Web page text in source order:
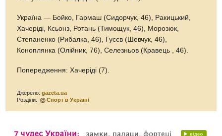
Україна — Бойко, Гармаш (Сидорчук, 46), Ракицький,
Хачеріді, Ксьонз, Ротань (Тимощук, 46), Морозюк,
Степаненко (Рибалка, 46), Гусєв (Шевчук, 46),
Коноплянка (Олійник, 76), Селезньов (Кравець , 46).
Попередження: Хачеріді (7).
Джерело:gazeta.ua
Розділи:
Спорт в Україні